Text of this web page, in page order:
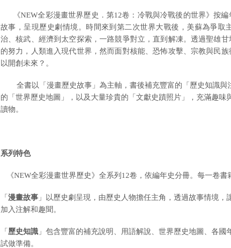
《NEW全彩漫畫世界歷史．第12卷：冷戰與冷戰後的世界》按編
故事，呈現歷史劇情境。時間來到第二次世界大戰後，美蘇為爭取
治、核武、經濟到太空探索，一路競爭對立，直到解凍。透過聖雄
的努力，人類進入現代世界，然而面對核能、恐怖攻擊、宗教與民
以開創未來？。
全書以「漫畫歷史故事」為主軸，書後補充豐富的「歷史知識與
的「世界歷史地圖」，以及大量珍貴的「文獻史蹟照片」，充滿趣
讀物。
系列特色
《NEW全彩漫畫世界歷史》 全系列12卷，依編年史分冊。每一卷書
「 漫畫故事 」以歷史劇呈現，由歷史人物擔任主角，透過故事情境
加入注解和趣聞。
「 歷史知識 」包含豐富的補充說明、用語解說、世界歷史地圖、各
試做準備。